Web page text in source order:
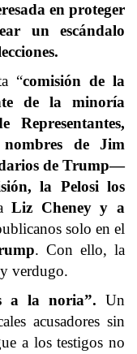
en proteger
un escándalo
“comisión de la
de la minoría
de Jim
de Trump—
la Pelosi los
Liz Cheney y a
solo en el
. Con ello, la
verdugo.
a la noria”.Un
acusadores sin
a los testigos no